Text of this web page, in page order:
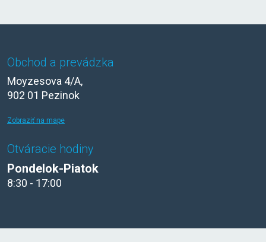
Obchod a prevádzka
Moyzesova 4/A,
902 01 Pezinok
Zobraziť na mape
Otváracie hodiny
Pondelok-Piatok
8:30 - 17:00